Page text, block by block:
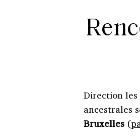
Direction les
ancestrales
Bruxelles(